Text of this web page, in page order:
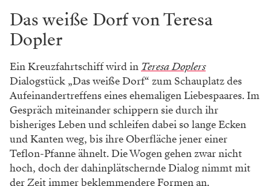
Das weiße Dorf von Teresa
Dopler
Ein Kreuzfahrtschiff wird in Teresa Doplers
Dialogstück „Das weiße Dorf“ zum Schauplatz des
Aufeinandertreffens eines ehemaligen Liebespaares. Im
Gespräch miteinander schippern sie durch ihr
bisheriges Leben und schleifen dabei so lange Ecken
und Kanten weg, bis ihre Oberfläche jener einer
Teflon-Pfanne ähnelt. Die Wogen gehen zwar nicht
hoch, doch der dahinplätschernde Dialog nimmt mit
der Zeit immer beklemmendere Formen an.